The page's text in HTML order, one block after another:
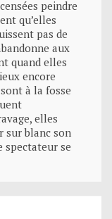
peindre
qu’elles
pas de
aux
quand elles
encore
à la fosse
elles
sur blanc son
spectateur se